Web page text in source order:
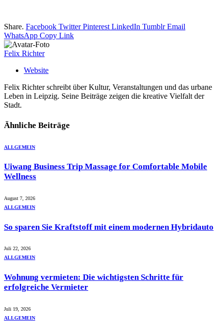
Share. Facebook Twitter Pinterest LinkedIn Tumblr Email
WhatsApp Copy Link
Felix Richter
Website
Felix Richter schreibt über Kultur, Veranstaltungen und das urbane
Leben in Leipzig. Seine Beiträge zeigen die kreative Vielfalt der
Stadt.
Ähnliche Beiträge
ALLGEMEIN
Uiwang Business Trip Massage for Comfortable Mobile
Wellness
August 7, 2026
ALLGEMEIN
So sparen Sie Kraftstoff mit einem modernen Hybridauto
Juli 22, 2026
ALLGEMEIN
Wohnung vermieten: Die wichtigsten Schritte für
erfolgreiche Vermieter
Juli 19, 2026
ALLGEMEIN